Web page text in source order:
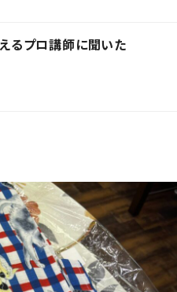
るプロ講師に聞いた